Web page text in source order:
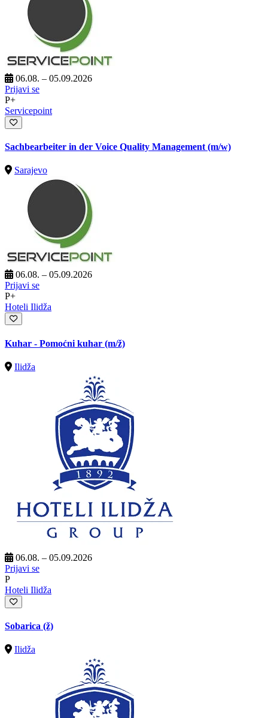
06.08. – 05.09.2026
Prijavi se
P+
Servicepoint
Sachbearbeiter in der Voice Quality Management (m/w)
Sarajevo
06.08. – 05.09.2026
Prijavi se
P+
Hoteli Ilidža
Kuhar - Pomoćni kuhar (m/ž)
Ilidža
06.08. – 05.09.2026
Prijavi se
P
Hoteli Ilidža
Sobarica (ž)
Ilidža